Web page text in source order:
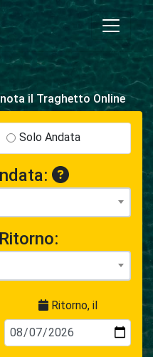
il Traghetto Online
Solo Andata
Ritorno, il